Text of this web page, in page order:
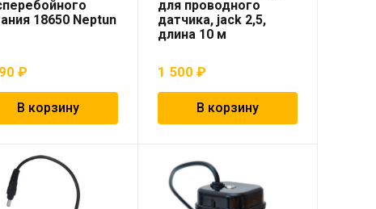
18650 Neptun
₽
В корзину
для проводного
датчика, jack 2,5,
длина 10 м
1 500₽
В корзину